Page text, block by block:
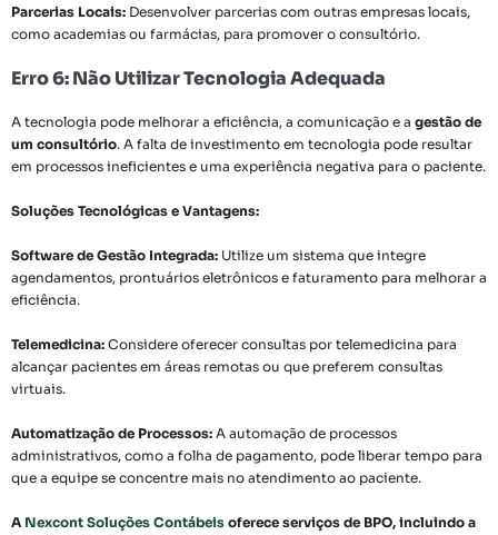
Parcerias Locais: Desenvolver parcerias com outras empresas locais,
como academias ou farmácias, para promover o consultório.
Erro 6: Não Utilizar Tecnologia Adequada
A tecnologia pode melhorar a eficiência, a comunicação e a gestão de
um consultório. A falta de investimento em tecnologia pode resultar
em processos ineficientes e uma experiência negativa para o paciente.
Soluções Tecnológicas e Vantagens:
Software de Gestão Integrada: Utilize um sistema que integre
agendamentos, prontuários eletrônicos e faturamento para melhorar a
eficiência.
Telemedicina: Considere oferecer consultas por telemedicina para
alcançar pacientes em áreas remotas ou que preferem consultas
virtuais.
Automatização de Processos: A automação de processos
administrativos, como a folha de pagamento, pode liberar tempo para
que a equipe se concentre mais no atendimento ao paciente.
A Nexcont Soluções Contábeis oferece serviços de BPO, incluindo a